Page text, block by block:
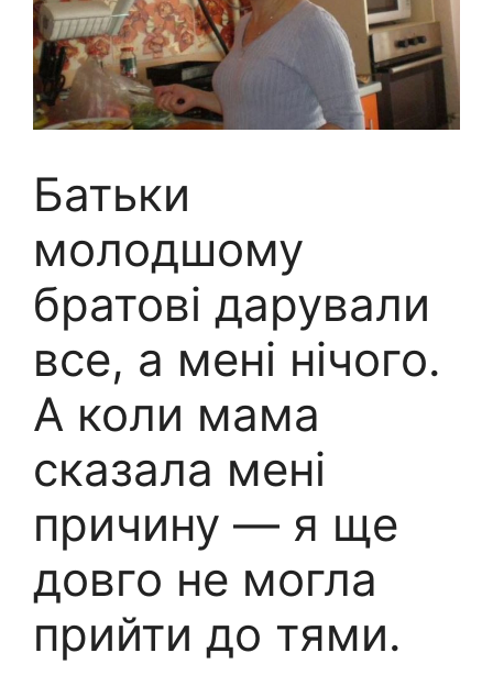
Батьки
молодшому
братові дарували
все, а мені нічого.
А коли мама
сказала мені
причину — я ще
довго не могла
прийти до тями.